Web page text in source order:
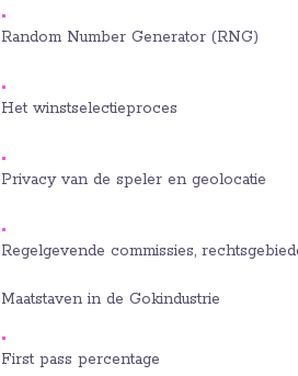
Random Number Generator (RNG)
Het winstselectieproces
Privacy van de speler en geolocatie
Regelgevende commissies,
Maatstaven in de Gokindustrie
First pass percentage